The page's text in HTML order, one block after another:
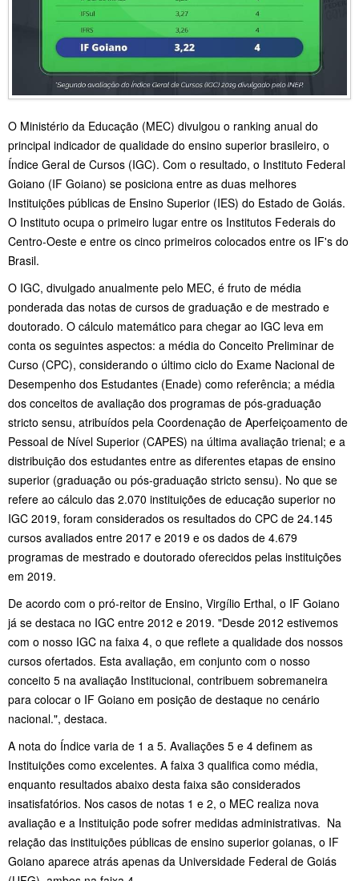
O Ministério da Educação (MEC) divulgou o ranking anual do
principal indicador de qualidade do ensino superior brasileiro, o
Índice Geral de Cursos (IGC). Com o resultado, o Instituto Federal
Goiano (IF Goiano) se posiciona entre as duas melhores
Instituições públicas de Ensino Superior (IES) do Estado de Goiás.
O Instituto ocupa o primeiro lugar entre os Institutos Federais do
Centro-Oeste e entre os cinco primeiros colocados entre os IF's do
Brasil.
O IGC, divulgado anualmente pelo MEC, é fruto de média
ponderada das notas de cursos de graduação e de mestrado e
doutorado. O cálculo matemático para chegar ao IGC leva em
conta os seguintes aspectos: a média do Conceito Preliminar de
Curso (CPC), considerando o último ciclo do Exame Nacional de
Desempenho dos Estudantes (Enade) como referência; a média
dos conceitos de avaliação dos programas de pós-graduação
stricto sensu, atribuídos pela Coordenação de Aperfeiçoamento de
Pessoal de Nível Superior (CAPES) na última avaliação trienal; e a
distribuição dos estudantes entre as diferentes etapas de ensino
superior (graduação ou pós-graduação stricto sensu). No que se
refere ao cálculo das 2.070 instituições de educação superior no
IGC 2019, foram considerados os resultados do CPC de 24.145
cursos avaliados entre 2017 e 2019 e os dados de 4.679
programas de mestrado e doutorado oferecidos pelas instituições
em 2019.
De acordo com o pró-reitor de Ensino, Virgílio Erthal, o IF Goiano
já se destaca no IGC entre 2012 e 2019. "Desde 2012 estivemos
com o nosso IGC na faixa 4, o que reflete a qualidade dos nossos
cursos ofertados. Esta avaliação, em conjunto com o nosso
conceito 5 na avaliação Institucional, contribuem sobremaneira
para colocar o IF Goiano em posição de destaque no cenário
nacional.", destaca.
A nota do Índice varia de 1 a 5. Avaliações 5 e 4 definem as
Instituições como excelentes. A faixa 3 qualifica como média,
enquanto resultados abaixo desta faixa são considerados
insatisfatórios. Nos casos de notas 1 e 2, o MEC realiza nova
avaliação e a Instituição pode sofrer medidas administrativas. Na
relação das instituições públicas de ensino superior goianas, o IF
Goiano aparece atrás apenas da Universidade Federal de Goiás